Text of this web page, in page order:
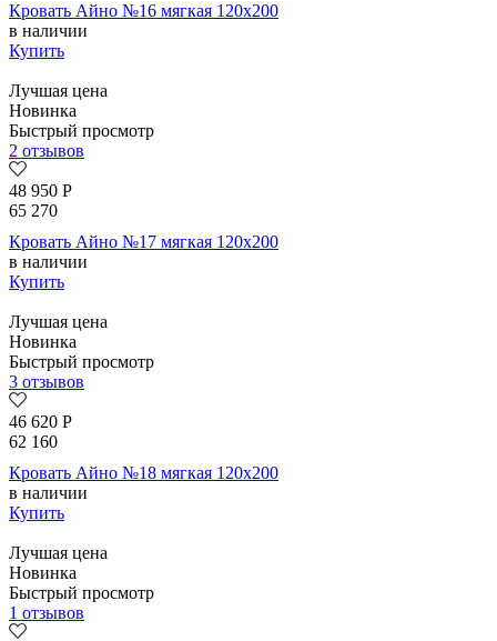
Кровать Айно №16 мягкая 120х200
в наличии
Купить
Лучшая цена
Новинка
Быстрый просмотр
2 отзывов
48 950 Р
65 270
Кровать Айно №17 мягкая 120х200
в наличии
Купить
Лучшая цена
Новинка
Быстрый просмотр
3 отзывов
46 620 Р
62 160
Кровать Айно №18 мягкая 120х200
в наличии
Купить
Лучшая цена
Новинка
Быстрый просмотр
1 отзывов